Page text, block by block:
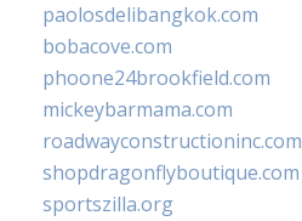
paolosdelibangkok.com
bobacove.com
phoone24brookfield.com
mickeybarmama.com
roadwayconstructioninc.com
shopdragonflyboutique.com
sportszilla.org